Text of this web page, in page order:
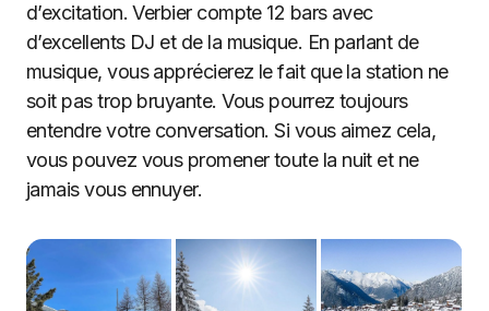
d’excitation. Verbier compte 12 bars avec
d’excellents DJ et de la musique. En parlant de
musique, vous apprécierez le fait que la station ne
soit pas trop bruyante. Vous pourrez toujours
entendre votre conversation. Si vous aimez cela,
vous pouvez vous promener toute la nuit et ne
jamais vous ennuyer.